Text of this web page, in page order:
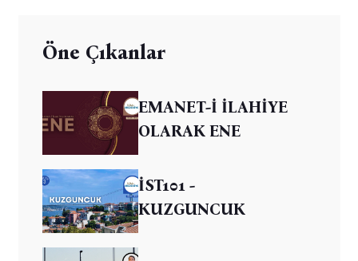
Öne Çıkanlar
EMANET-İ İLAHİYE
OLARAK ENE
İST101 -
KUZGUNCUK